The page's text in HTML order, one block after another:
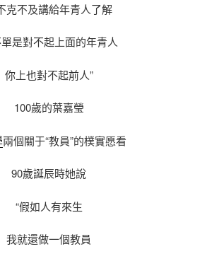
克不及講給年青人了解
是對不起上面的年青人
你上也對不起前人”
100歲的葉嘉瑩
兩個關于“教員”的樸實愿看
90歲誕辰時她說
“假如人有來生
我就還做一個教員